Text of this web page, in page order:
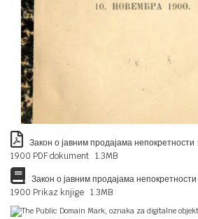
Закон о јавним продајама
1900 PDF dokument 1.3MB
Закон о јавним продајама
1900 Prikaz knjige 1.3MB
The Public Domain Mark, oznaka za digitalne